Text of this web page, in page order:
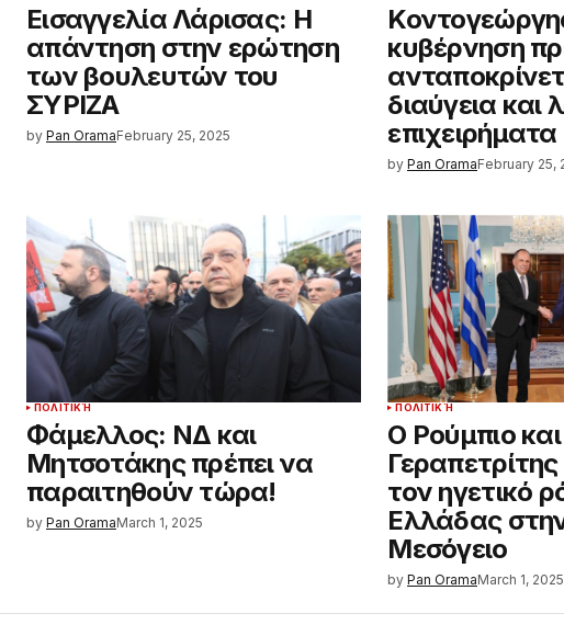
Εισαγγελία Λάρισας: Η
απάντηση στην ερώτηση
των βουλευτών του
ΣΥΡΙΖΑ
by Pan OramaFebruary 25, 2025
κυβέρνηση
διαύγεια και
επιχειρήματα
by Pan OramaFebruary 25,
ΠΟΛΙΤΙΚΉ
Φάμελλος: ΝΔ και
Μητσοτάκης πρέπει να
παραιτηθούν τώρα!
by Pan OramaMarch 1, 2025
ΠΟΛΙΤΙΚΉ
Ο Ρούμπιο
τον ηγετικό
Ελλάδας
Μεσόγειο
by Pan OramaMarch 1, 2025